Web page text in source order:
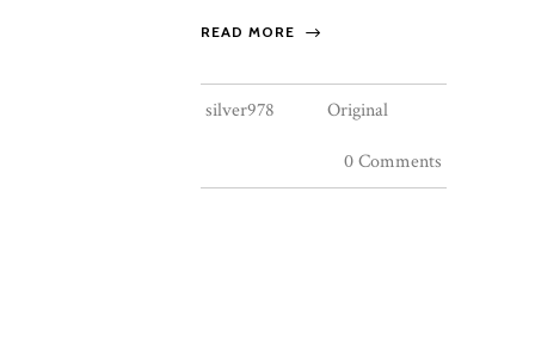
READ MORE
silver978 Original
0 Comments